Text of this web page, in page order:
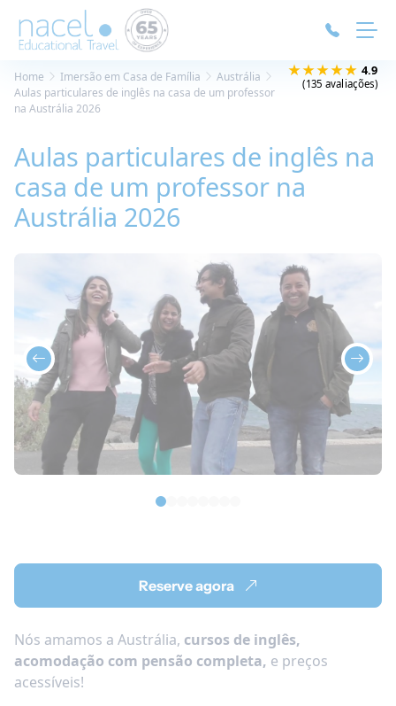
★★★★★ 4.9
(135 avaliações)
Home Imersão em Casa de Família
Austrália
Aulas particulares de inglês na casa de um professor
na Austrália 2026
Aulas particulares de inglês na
casa de um professor na
Austrália 2026
Reserve agora
Nós amamos a Austrália, cursos de inglês,
acomodação com pensão completa, e preços
acessíveis!
Painel de Gerenciamento de Cookies